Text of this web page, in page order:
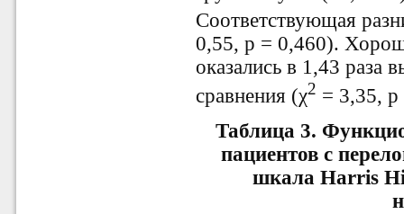
Соответствующая
0,55, p = 0,460).
оказались в 1,43 раза
сравнения (χ2 = 3,35,
Таблица 3.
пациентов с
шкала Harris